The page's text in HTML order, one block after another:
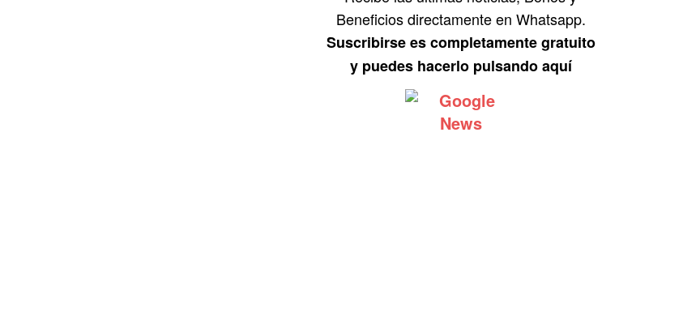
Beneficios directamente en Whatsapp.
Suscribirse es completamente gratuito
y puedes hacerlo pulsando aquí